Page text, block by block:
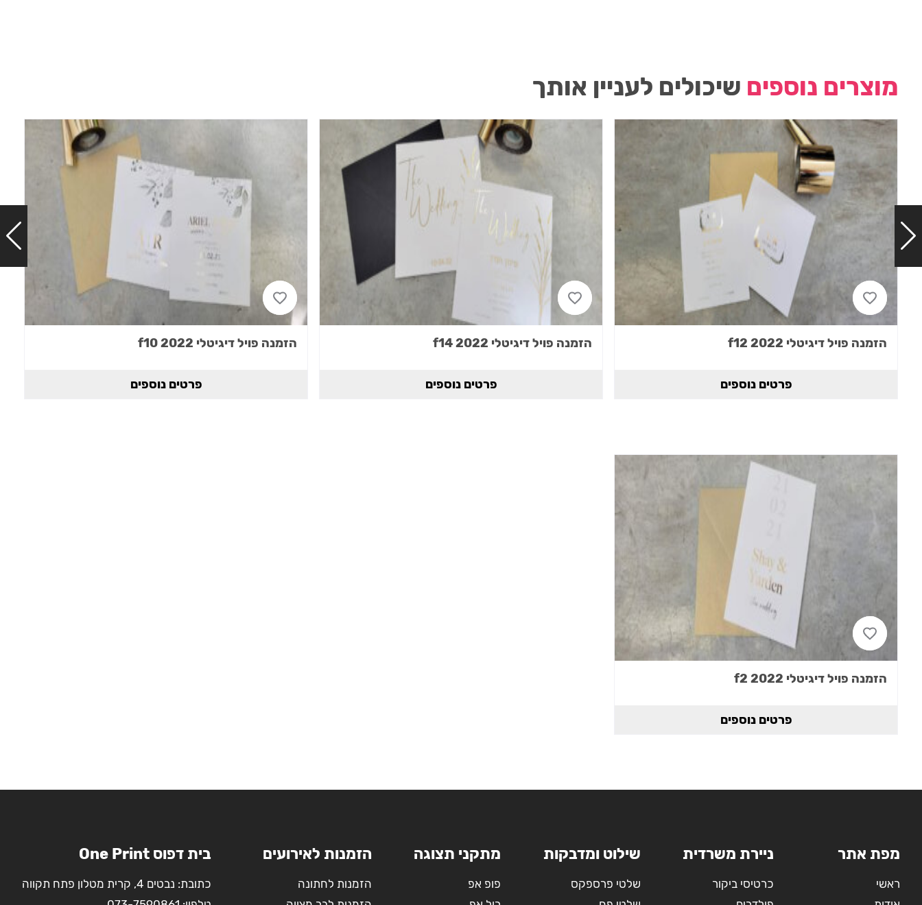
מוצרים נוספים שיכולים לעניין אותך
הזמנה פויל דיגיטלי 2022 f12
פרטים נוספים
הזמנה פויל דיגיטלי 2022 f14
פרטים נוספים
הזמנה פויל דיגיטלי 2022 f10
פרטים נוספים
הזמנה פויל דיגיטלי 2022 f2
פרטים נוספים
מפת אתר
ראשי
ניירת משרדית
כרטיסי ביקור
שילוט ומדבקות
שלטי פרספקס
מתקני תצוגה
פופ אפ
הזמנות לאירועים
הזמנות לחתונה
בית דפוס One Print
כתובת: נבטים 4, קרית מטלון פתח תקווה